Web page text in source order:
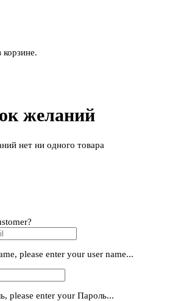
корзине.
желаний
нет ни одного товара
please enter your user name...
please enter your Пароль...